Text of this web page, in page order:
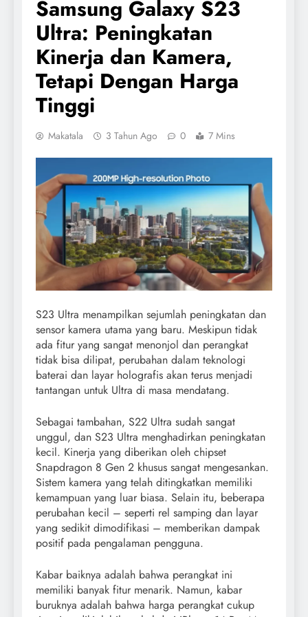
Samsung Galaxy S23
Ultra: Peningkatan
Kinerja dan Kamera,
Tetapi Dengan Harga
Tinggi
Makatala 3 Tahun Ago 0 7 Mins
S23 Ultra menampilkan sejumlah peningkatan dan
sensor kamera utama yang baru. Meskipun tidak
ada fitur yang sangat menonjol dan perangkat
tidak bisa dilipat, perubahan dalam teknologi
baterai dan layar holografis akan terus menjadi
tantangan untuk Ultra di masa mendatang.
Sebagai tambahan, S22 Ultra sudah sangat
unggul, dan S23 Ultra menghadirkan peningkatan
kecil. Kinerja yang diberikan oleh chipset
Snapdragon 8 Gen 2 khusus sangat mengesankan.
Sistem kamera yang telah ditingkatkan memiliki
kemampuan yang luar biasa. Selain itu, beberapa
perubahan kecil – seperti rel samping dan layar
yang sedikit dimodifikasi – memberikan dampak
positif pada pengalaman pengguna.
Kabar baiknya adalah bahwa perangkat ini
memiliki banyak fitur menarik. Namun, kabar
buruknya adalah bahwa harga perangkat cukup